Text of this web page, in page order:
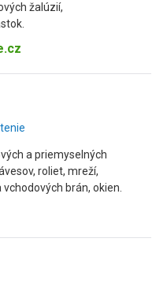
žalúzií,
a priemyselných
roliet, mreží,
brán, okien.